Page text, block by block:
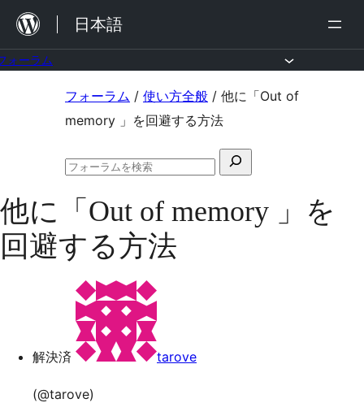
を
日本語
ォーラム
へ
ス
フォーラム / 使い方全般 / 他に「Out of
memory 」を回避する方法
検
対
象:
フ
ー
ラ
他に「Out of memory 」を
回避する方法
解決済 tarove
(@tarove)